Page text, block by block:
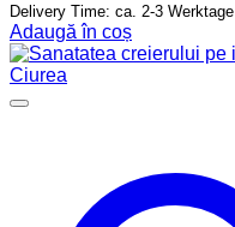
Delivery Time: ca. 2-3 Werktage
Adaugă în coș